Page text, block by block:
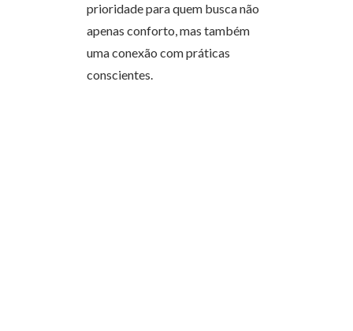
prioridade para quem busca não
apenas conforto, mas também
uma conexão com práticas
conscientes.